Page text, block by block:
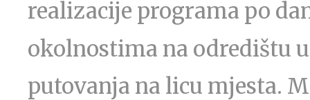
realizacije programa po
okolnostima na odredištu
putovanja na licu mjesta.